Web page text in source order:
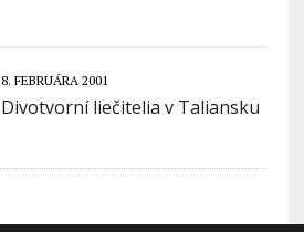
8. FEBRUÁRA 2001
Divotvorní liečitelia v Taliansku